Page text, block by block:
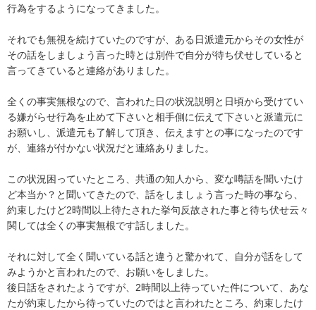
行為をするようになってきました。
それでも無視を続けていたのですが、ある日派遣元からその女性が
その話をしましょう言った時とは別件で自分が待ち伏せしていると
言ってきていると連絡がありました。
全くの事実無根なので、言われた日の状況説明と日頃から受けてい
る嫌がらせ行為を止めて下さいと相手側に伝えて下さいと派遣元に
お願いし、派遣元も了解して頂き、伝えますとの事になったのです
が、連絡が付かない状況だと連絡ありました。
この状況困っていたところ、共通の知人から、変な噂話を聞いたけ
ど本当か？と聞いてきたので、話をしましょう言った時の事なら、
約束したけど2時間以上待たされた挙句反故された事と待ち伏せ云々
関しては全くの事実無根です話しました。
それに対して全く聞いている話と違うと驚かれて、自分が話をして
みようかと言われたので、お願いをしました。
後日話をされたようですが、2時間以上待っていた件について、あな
たが約束したから待っていたのではと言われたところ、約束したけ